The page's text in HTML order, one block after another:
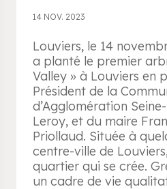
14 NOV. 2023
Louviers, le 14
a planté le premier
Valley » à Louviers en
Président de la
d’Agglomération
Leroy, et du maire
Priollaud. Située à
centre-ville de
quartier qui se crée.
un cadre de vie